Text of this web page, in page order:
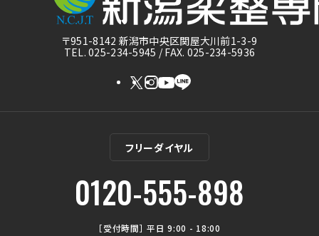
〒951-8142 新潟市中央区関屋大川前1-3-9
TEL. 025-234-5945 / FAX. 025-234-5936
フリーダイヤル
0120-555-898
［受付時間］ 平日 9:00 - 18:00